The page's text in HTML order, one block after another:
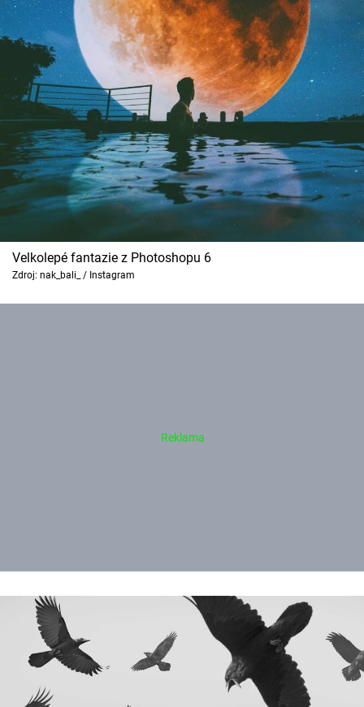
Velkolepé fantazie z Photoshopu 6
Zdroj: nak_bali_ / Instagram